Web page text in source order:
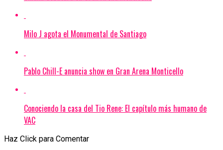
Milo J agota el Monumental de Santiago
Pablo Chill-E anuncia show en Gran Arena Monticello
Conociendo la casa del Tio Rene: El capítulo más humano de
VAC
Haz Click para Comentar